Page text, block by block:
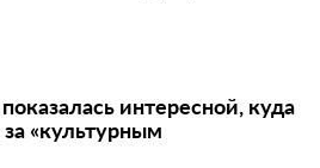
интересной, куда
«культурным